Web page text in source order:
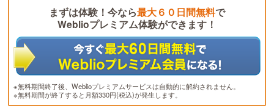
まずは体験！今なら最大６０日間無料で
Weblioプレミアム体験ができます！
※無料期間終了後、Weblioプレミアムサービスは自動的に解約されません。
※無料期間が終了すると月額330円(税込)が発生します。